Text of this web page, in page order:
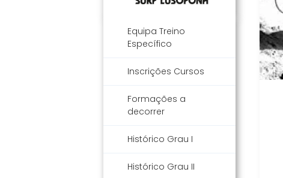
Equipa Treino
Específico
Inscrições Cursos
Formações a
decorrer
Histórico Grau I
Histórico Grau II